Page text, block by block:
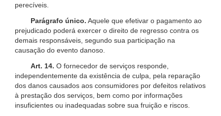
perecíveis.
Parágrafo único. Aquele que efetivar o pagamento ao
prejudicado poderá exercer o direito de regresso contra os
demais responsáveis, segundo sua participação na
causação do evento danoso.
Art. 14. O fornecedor de serviços responde,
independentemente da existência de culpa, pela reparação
dos danos causados aos consumidores por defeitos relativos
à prestação dos serviços, bem como por informações
insuficientes ou inadequadas sobre sua fruição e riscos.